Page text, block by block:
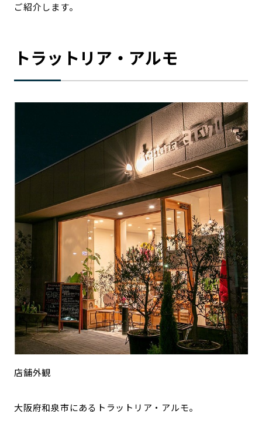
ご紹介します。
トラットリア・アルモ
店舗外観
大阪府和泉市にあるトラットリア・アルモ。